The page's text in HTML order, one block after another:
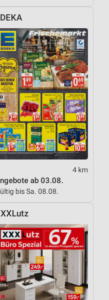
4 km
ab 03.08.
bis Sa. 08.08.
Auswahl von